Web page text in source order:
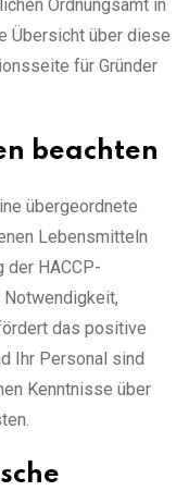
Ordnungsamt in
Übersicht über diese
für Gründer
beachten
übergeordnete
Lebensmitteln
der HACCP-
Notwendigkeit,
das positive
Ihr Personal sind
Kenntnisse über